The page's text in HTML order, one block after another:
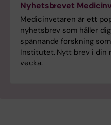
Nyhetsbrevet
Medicinvetaren är ett
nyhetsbrev som håller
spännande forskning
Institutet. Nytt brev i din
vecka.